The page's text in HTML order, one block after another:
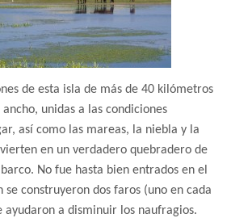
de esta isla de más de 40 kilómetros
unidas a las condiciones
así como las mareas, la niebla y la
en un verdadero quebradero de
No fue hasta bien entrados en el
se construyeron dos faros (uno en cada
ayudaron a disminuir los naufragios.